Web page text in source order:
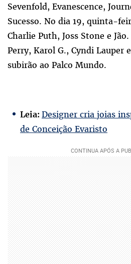
Sevenfold, Evanescence,
Sucesso. No dia 19, quinta-
Charlie Puth, Joss Stone e
Perry, Karol G., Cyndi Lauper
subirão ao Palco Mundo.
Leia: Designer cria joias
de Conceição Evaristo